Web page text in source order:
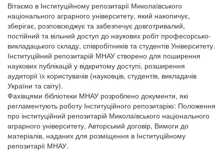
Вітаємо в Інституційному репозитарії Миколаївського
національного аграрного університету, який накопичує,
зберігає, розповсюджує та забезпечує довготривалий,
постійний та вільний доступ до наукових робіт професорсько-
викладацького складу, співробітників та студентів Університету.
Інституційний репозитарій МНАУ створено для поширення
наукових публікацій у відкритому доступі, розширення
аудиторії їх користувачів (науковців, студентів, викладачів
України та світу).
Фахівцями бібліотеки МНАУ розроблено документи, які
регламентують роботу Інституційного репозитарію: Положення
про інституційний репозитарій Миколаївського національного
аграрного університету, Авторський договір, Вимоги до
матеріалів, наданих для розміщення в Інституційному
репозитарії МНАУ.